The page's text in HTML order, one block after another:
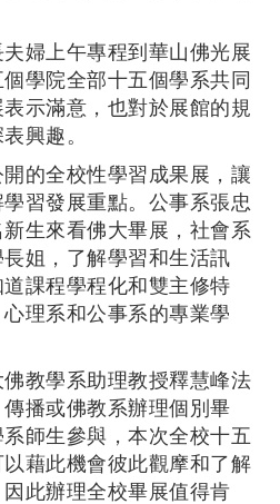
婦上午專程到華山佛光展
學院全部十五個學系共同
示滿意，也對於展館的規
興趣。
的全校性學習成果展，讓
習發展重點。公事系張忠
生來看佛大畢展，社會系
姐，了解學習和生活訊
課程學程化和雙主修特
心理系和公事系的專業學
佛教學系助理教授釋慧峰法
播或佛教系辦理個別畢
師生參與，本次全校十五
藉此機會彼此觀摩和了解
此辦理全校畢展值得肯